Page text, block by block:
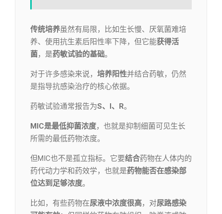
传统培养虽然有局限，比如生长慢、厌氧菌难培
养、使用抗生素后阳性率下降，但它能获得活
菌，是药敏试验的基础。
对于许多感染来说， 培养阳性并结合药敏，仍然
是指导抗感染治疗的核心依据。
药敏试验通常报告为S、I、R。
MIC是最低抑菌浓度，也就是抑制细菌可见生长
所需的最低药物浓度。
但MIC也不是孤立指标。它要结合药物在人体内的
药代动力学和药效学，也就是药物能否在感染部
位达到足够浓度。
比如，有些药物在尿液中浓度很高，对尿路感染